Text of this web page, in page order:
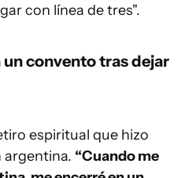
con línea de tres".
convento tras dejar
espiritual que hizo
argentina. “Cuando me